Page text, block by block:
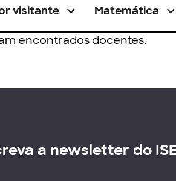
visitante Matemática
encontrados docentes.
a newsletter do